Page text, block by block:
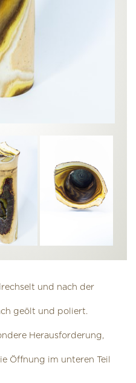
und nach der
geölt und poliert.
Herausforderung,
Öffnung im unteren Teil